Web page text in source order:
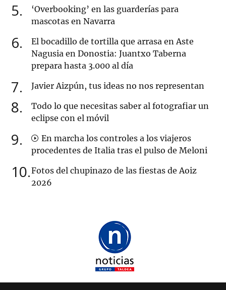
5
‘Overbooking’ en las guarderías para
mascotas en Navarra
6
El bocadillo de tortilla que arrasa en Aste
Nagusia en Donostia: Juantxo Taberna
prepara hasta 3.000 al día
7 Javier Aizpún, tus ideas no nos representan
8
Todo lo que necesitas saber al fotografiar un
eclipse con el móvil
9
En marcha los controles a los viajeros
procedentes de Italia tras el pulso de Meloni
10 Fotos del chupinazo de las fiestas de Aoiz
2026